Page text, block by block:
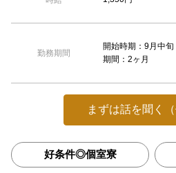
勤務期間
開始時期：9月中旬
期間：2ヶ月
まずは話を聞く（
好条件◎個室寮